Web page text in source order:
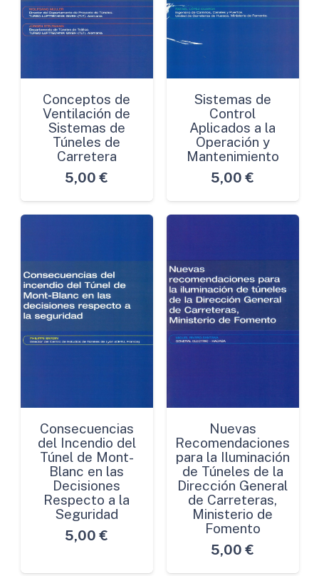
Conceptos de
Ventilación de
Sistemas de
Túneles de
Carretera
5,00 €
Sistemas de
Control
Aplicados a la
Operación y
Mantenimiento
5,00 €
Consecuencias
del Incendio del
Túnel de Mont-
Blanc en las
Decisiones
Respecto a la
Seguridad
5,00 €
Nuevas
Recomendaciones
para la Iluminación
de Túneles de la
Dirección General
de Carreteras,
Ministerio de
Fomento
5,00 €